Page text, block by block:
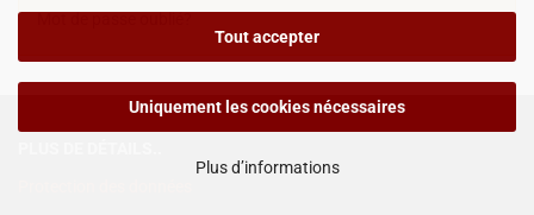
Tout accepter
Uniquement les cookies nécessaires
Plus d’informations